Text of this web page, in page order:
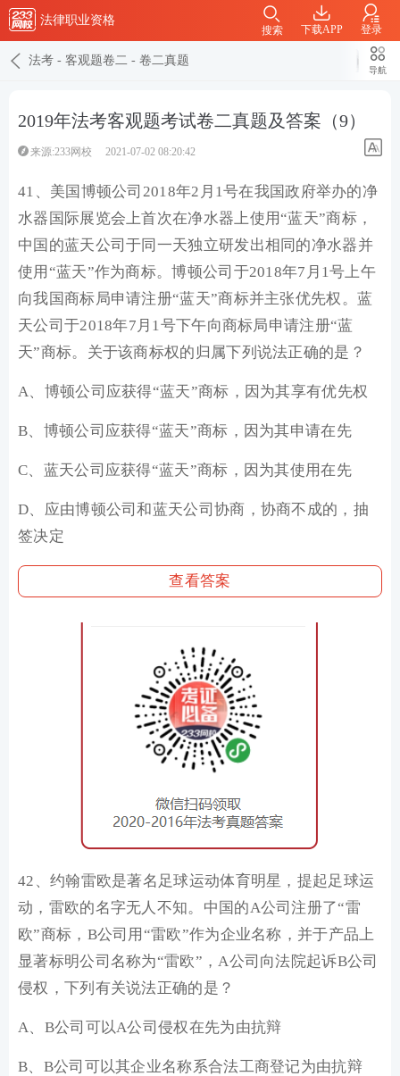
法律职业资格
下载APP 登录
搜索
法考 - 客观题卷二 - 卷二真题
导航
2019年法考客观题考试卷二真题及答案（9）
来源:233网校 2021-07-02 08:20:42
41、美国博顿公司2018年2月1号在我国政府举办的净
水器国际展览会上首次在净水器上使用“蓝天”商标，
中国的蓝天公司于同一天独立研发出相同的净水器并
使用“蓝天”作为商标。博顿公司于2018年7月1号上午
向我国商标局申请注册“蓝天”商标并主张优先权。蓝
天公司于2018年7月1号下午向商标局申请注册“蓝
天”商标。关于该商标权的归属下列说法正确的是？
A、博顿公司应获得“蓝天”商标，因为其享有优先权
B、博顿公司应获得“蓝天”商标，因为其申请在先
C、蓝天公司应获得“蓝天”商标，因为其使用在先
D、应由博顿公司和蓝天公司协商，协商不成的，抽
签决定
查看答案
42、约翰雷欧是著名足球运动体育明星，提起足球运
动，雷欧的名字无人不知。中国的A公司注册了“雷
欧”商标，B公司用“雷欧”作为企业名称，并于产品上
显著标明公司名称为“雷欧”，A公司向法院起诉B公司
侵权，下列有关说法正确的是？
A、B公司可以A公司侵权在先为由抗辩
B、B公司可以其企业名称系合法工商登记为由抗辩